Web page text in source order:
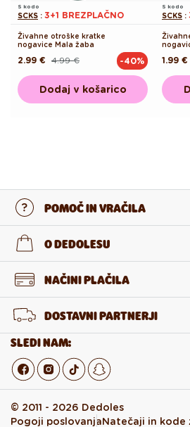
S kodo
SCKS : 3+1 BREZPLAČNO
Živahne otroške kratke
nogavice Mala žaba
Redna 4.99 €
Akcijska
2.99 € -40%
Dodaj v košarico
S kodo
SCKS :
Redna
1.99 €
POMOČ IN VRAČILA
Stopi v stik z nami
Vračilo in reklamacija
Odstop od pogodbe
O DEDOLESU
O nas
Veleprodaja
NAČINI PLAČILA
DOSTAVNI PARTNERJI
SLEDI NAM:
© 2011 - 2026 Dedoles
Pogoji poslovanjaNatečaji in kode